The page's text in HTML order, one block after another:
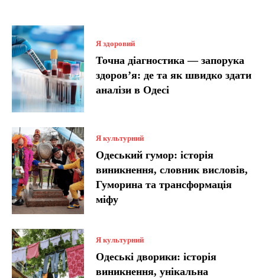
Я здоровий
Точна діагностика — запорука
здоров’я: де та як швидко здати
аналізи в Одесі
Я культурний
Одеський гумор: історія
виникнення, словник висловів,
Гуморина та трансформація
міфу
Я культурний
Одеські дворики: історія
виникнення, унікальна